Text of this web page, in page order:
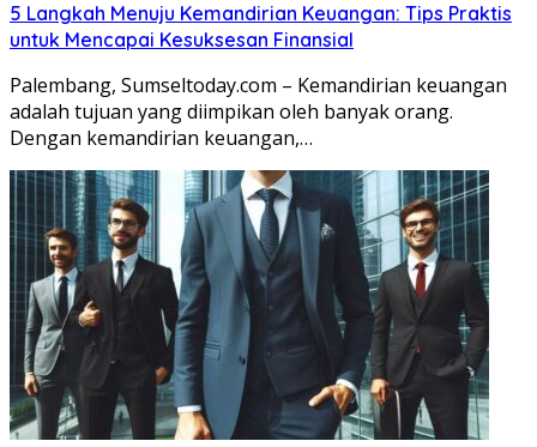
5 Langkah Menuju Kemandirian Keuangan: Tips Praktis
untuk Mencapai Kesuksesan Finansial
Palembang, Sumseltoday.com – Kemandirian keuangan
adalah tujuan yang diimpikan oleh banyak orang.
Dengan kemandirian keuangan,…